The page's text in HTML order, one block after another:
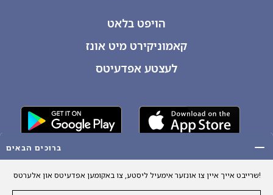
הויפט בלאט
קאמוניקירט מיט אונז
לעצטע אפדעיטס
Copyright 2026 Yiddish24. All Rights Reserved.
ברוכים הבאים
שרייבט אייך איין צו אונזער אימעיל ליסטע, צו באקומען אפדעיטס און אלערטס!